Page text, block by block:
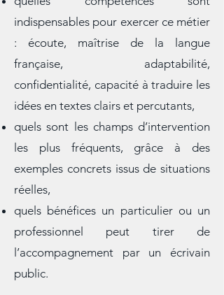
rédaction web, etc.,
quelles compétences sont
indispensables pour exercer ce métier
: écoute, maîtrise de la langue
française, adaptabilité,
confidentialité, capacité à traduire les
idées en textes clairs et percutants,
quels sont les champs d’intervention
les plus fréquents, grâce à des
exemples concrets issus de situations
réelles,
quels bénéfices un particulier ou un
professionnel peut tirer de
l’accompagnement par un écrivain